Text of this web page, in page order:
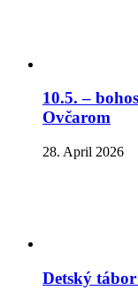
10.5. –
Ovčarom
28. April 2026
Detský